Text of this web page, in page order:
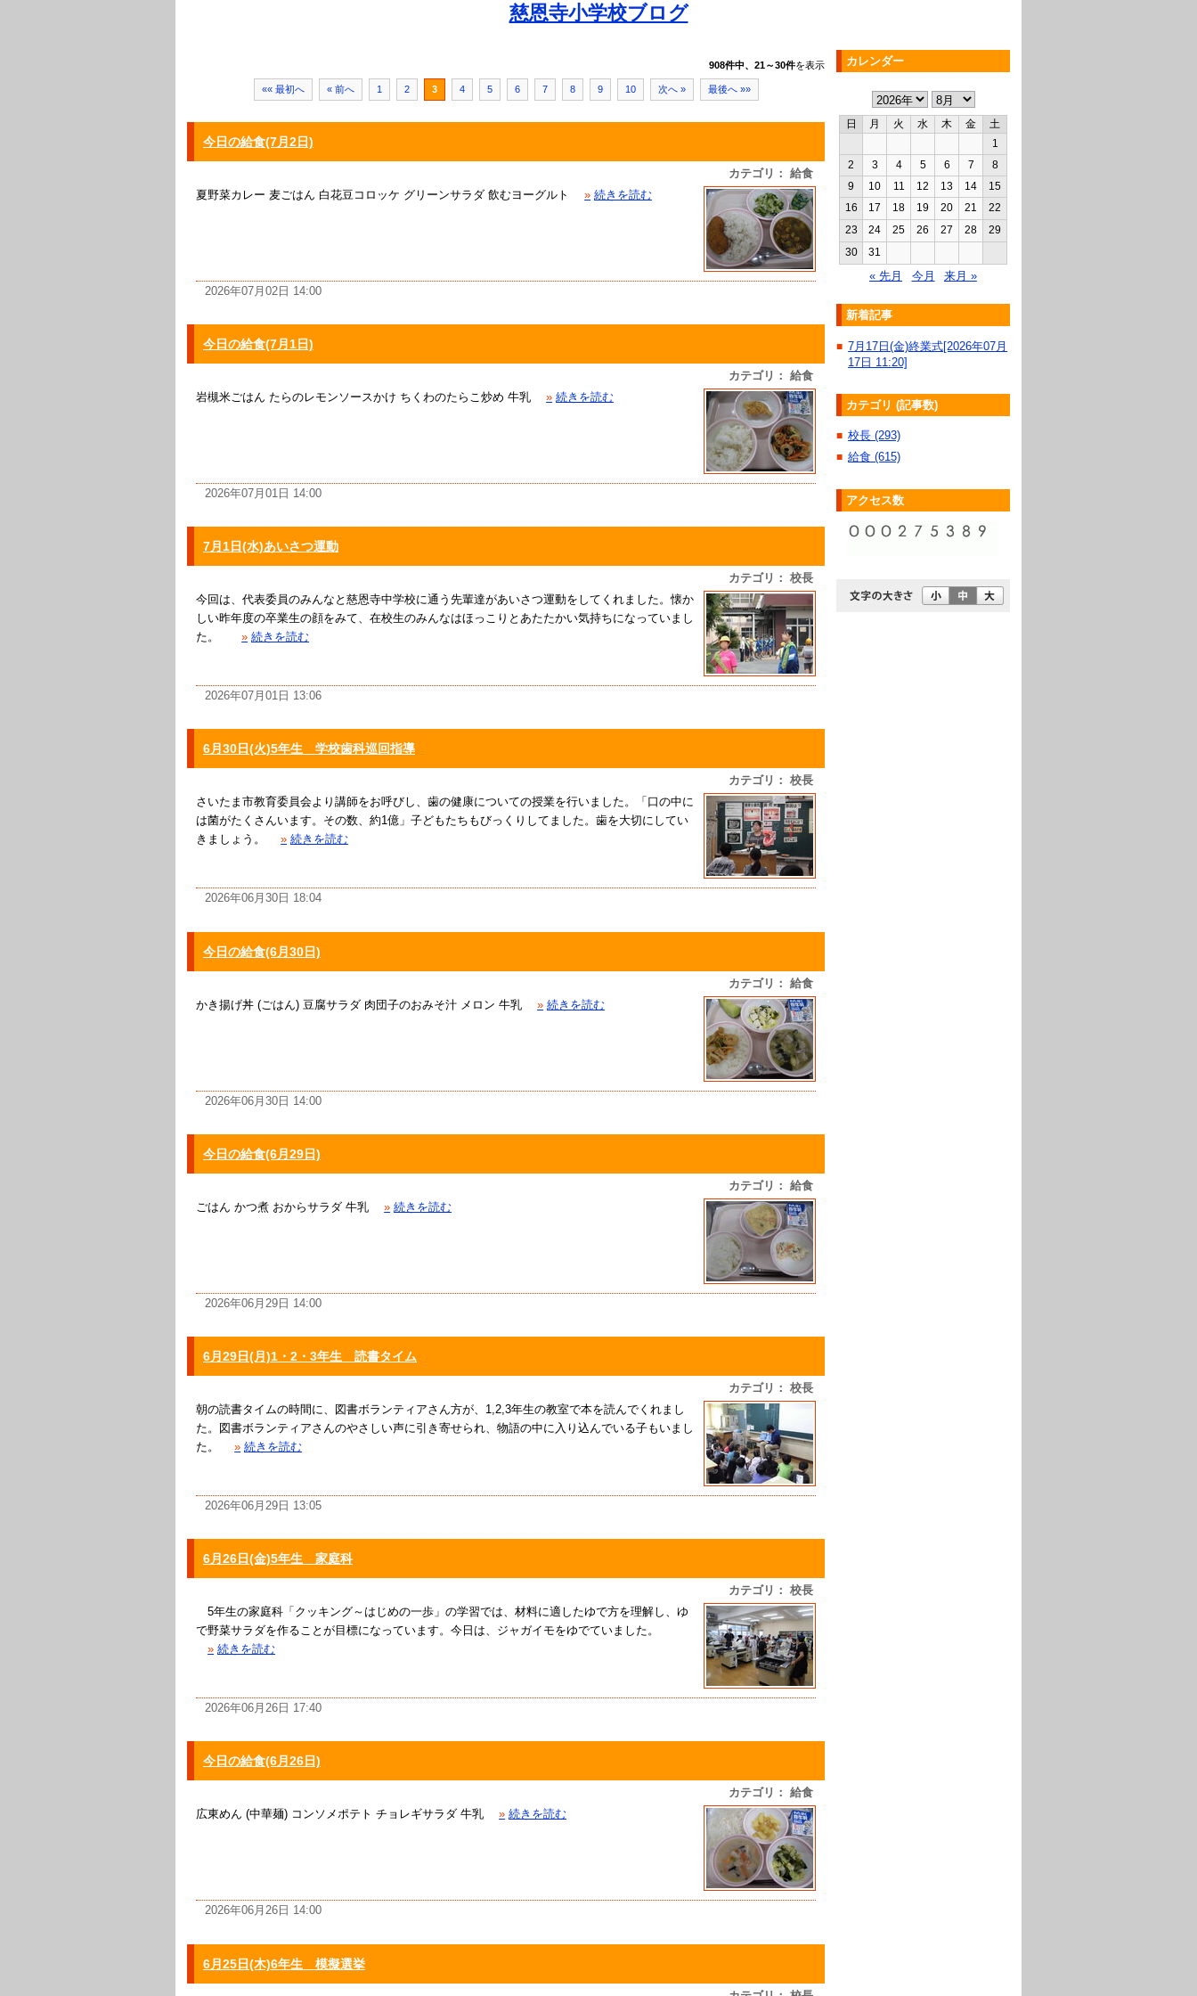
慈恩寺小学校ブログ
908件中、21～30件を表示
«« 最初へ « 前へ 1 2 3 4 5 6 7 8 9 10 次へ » 最後へ »»
今日の給食(7月2日)
カテゴリ： 給食
夏野菜カレー 麦ごはん 白花豆コロッケ グリーンサラダ 飲むヨーグルト
» 続きを読む
2026年07月02日 14:00
今日の給食(7月1日)
カテゴリ： 給食
岩槻米ごはん たらのレモンソースかけ ちくわのたらこ炒め 牛乳
» 続きを読む
2026年07月01日 14:00
7月1日(水)あいさつ運動
カテゴリ： 校長
今回は、代表委員のみんなと慈恩寺中学校に通う先輩達があいさつ運動をしてくれました。懐か
しい昨年度の卒業生の顔をみて、在校生のみんなはほっこりとあたたかい気持ちになっていまし
た。
» 続きを読む
2026年07月01日 13:06
6月30日(火)5年生 学校歯科巡回指導
カテゴリ： 校長
さいたま市教育委員会より講師をお呼びし、歯の健康についての授業を行いました。「口の中に
は菌がたくさんいます。その数、約1億」子どもたちもびっくりしてました。歯を大切にしてい
きましょう。
» 続きを読む
2026年06月30日 18:04
今日の給食(6月30日)
カテゴリ： 給食
かき揚げ丼 (ごはん) 豆腐サラダ 肉団子のおみそ汁 メロン 牛乳
» 続きを読む
2026年06月30日 14:00
今日の給食(6月29日)
カテゴリ： 給食
ごはん かつ煮 おからサラダ 牛乳
» 続きを読む
2026年06月29日 14:00
6月29日(月)1・2・3年生 読書タイム
カテゴリ： 校長
朝の読書タイムの時間に、図書ボランティアさん方が、1,2,3年生の教室で本を読んでくれまし
た。図書ボランティアさんのやさしい声に引き寄せられ、物語の中に入り込んでいる子もいまし
た。
» 続きを読む
2026年06月29日 13:05
6月26日(金)5年生 家庭科
カテゴリ： 校長
5年生の家庭科「クッキング～はじめの一歩」の学習では、材料に適したゆで方を理解し、ゆ
で野菜サラダを作ることが目標になっています。今日は、ジャガイモをゆでていました。
» 続きを読む
2026年06月26日 17:40
今日の給食(6月26日)
カテゴリ： 給食
広東めん (中華麺) コンソメポテト チョレギサラダ 牛乳
» 続きを読む
2026年06月26日 14:00
6月25日(木)6年生 模擬選挙
カレンダー
日 月 火 水 木 金
土
1
2
3 4 5 6 7
8
9
10 11 12 13 14
15
16
17 18 19 20 21
22
23
24 25 26 27 28
29
30
31
« 先月 今月 来月 »
新着記事
■ 7月17日(金)終業式[2026年07月
17日 11:20]
カテゴリ (記事数)
■ 校長 (293)
■ 給食 (615)
アクセス数